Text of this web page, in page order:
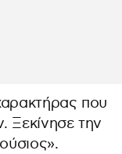
που
Ξεκίνησε την